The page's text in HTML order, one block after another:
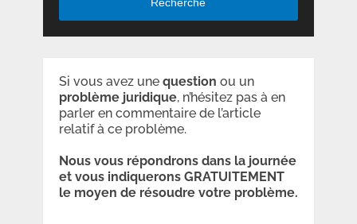
Si vous avez une question ou un
problème juridique, n’hésitez pas à en
parler en commentaire de l’article
relatif à ce problème.
Nous vous répondrons dans la journée
et vous indiquerons GRATUITEMENT
le moyen de résoudre votre problème.